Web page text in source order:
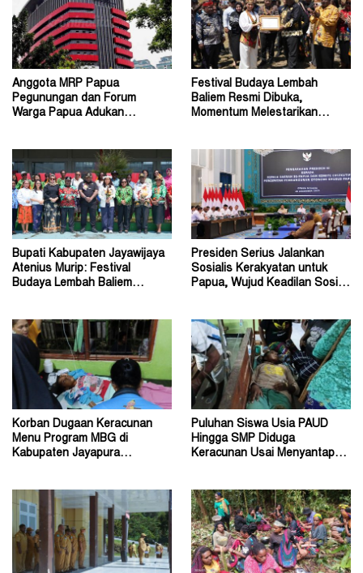
Anggota MRP Papua
Pegunungan dan Forum
Warga Papua Adukan
Festival Budaya Lembah
Baliem Resmi Dibuka,
Momentum Melestarikan
Bupati Kabupaten Jayawijaya
Atenius Murip: Festival
Budaya Lembah Baliem
Presiden Serius Jalankan
Sosialis Kerakyatan untuk
Papua, Wujud Keadilan Sosial
Korban Dugaan Keracunan
Menu Program MBG di
Kabupaten Jayapura
Puluhan Siswa Usia PAUD
Hingga SMP Diduga
Keracunan Usai Menyantap